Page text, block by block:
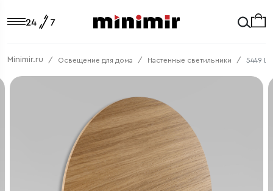
Minimir.ru Освещение для дома Настенные светильники 5449